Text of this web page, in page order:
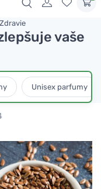
Zdravie
vaše
Unisex parfumy